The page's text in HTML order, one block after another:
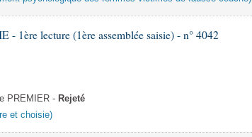
- 1ère lecture (1ère assemblée saisie) - n° 4042
PREMIER - Rejeté
et choisie)